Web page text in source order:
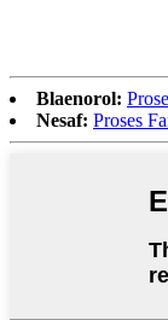
Blaenorol:
Nesaf: Proses